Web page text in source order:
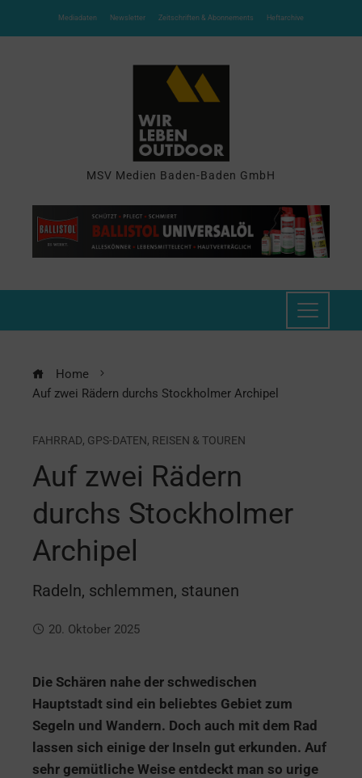
Mediadaten Newsletter Zeitschriften & Abonnements Heftarchive
MSV Medien Baden-Baden GmbH
Home
Auf zwei Rädern durchs Stockholmer Archipel
FAHRRAD, GPS-DATEN, REISEN & TOUREN
Auf zwei Rädern
durchs Stockholmer
Archipel
Radeln, schlemmen, staunen
20. Oktober 2025
Die Schären nahe der schwedischen
Hauptstadt sind ein beliebtes Gebiet zum
Segeln und Wandern. Doch auch mit dem Rad
lassen sich einige der Inseln gut erkunden. Auf
sehr gemütliche Weise entdeckt man so urige